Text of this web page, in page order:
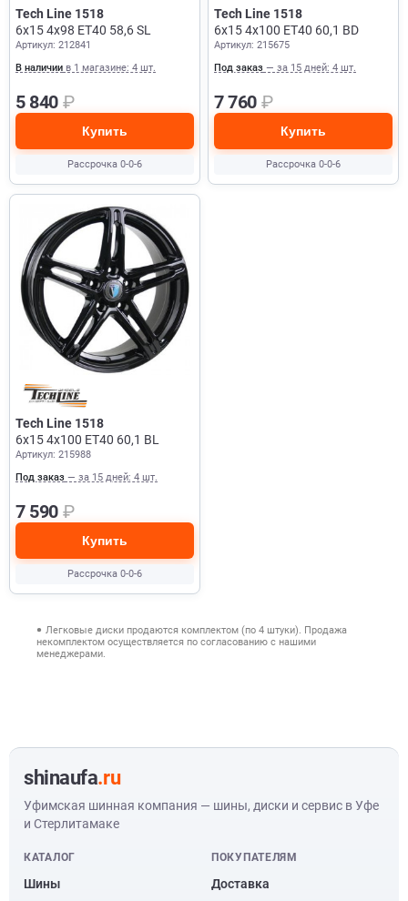
Tech Line 1518
6x15 4x98 ET40 58,6 SL
Артикул: 212841
В наличии в 1 магазине: 4 шт.
5 840 ₽
Купить
Рассрочка 0-0-6
Tech Line 1518
6x15 4x100 ET40 60,1 BD
Артикул: 215675
Под заказ — за 15 дней: 4 шт.
7 760 ₽
Купить
Рассрочка 0-0-6
Tech Line 1518
6x15 4x100 ET40 60,1 BL
Артикул: 215988
Под заказ — за 15 дней: 4 шт.
7 590 ₽
Купить
Рассрочка 0-0-6
Легковые диски продаются комплектом (по 4 штуки). Продажа
некомплектом осуществляется по согласованию с нашими
менеджерами.
shinaufa.ru
Уфимская шинная компания — шины, диски и сервис в Уфе
и Стерлитамаке
КАТАЛОГ
Шины
ПОКУПАТЕЛЯМ
Доставка